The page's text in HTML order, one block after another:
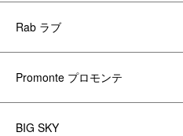
Rab ラブ
Promonte プロモンテ
BIG SKY